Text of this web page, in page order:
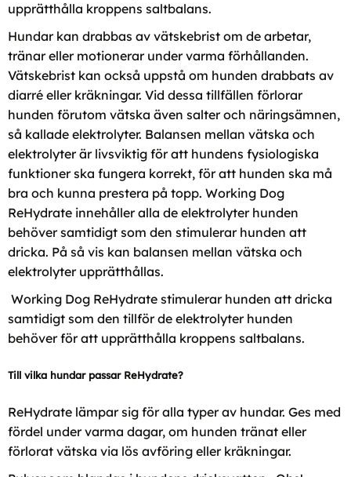
upprätthålla kroppens saltbalans.
Hundar kan drabbas av vätskebrist om de arbetar,
tränar eller motionerar under varma förhållanden.
Vätskebrist kan också uppstå om hunden drabbats av
diarré eller kräkningar. Vid dessa tillfällen förlorar
hunden förutom vätska även salter och näringsämnen,
så kallade elektrolyter. Balansen mellan vätska och
elektrolyter är livsviktig för att hundens fysiologiska
funktioner ska fungera korrekt, för att hunden ska må
bra och kunna prestera på topp. Working Dog
ReHydrate innehåller alla de elektrolyter hunden
behöver samtidigt som den stimulerar hunden att
dricka. På så vis kan balansen mellan vätska och
elektrolyter upprätthållas.
Working Dog ReHydrate stimulerar hunden att dricka
samtidigt som den tillför de elektrolyter hunden
behöver för att upprätthålla kroppens saltbalans.
Till vilka hundar passar ReHydrate?
ReHydrate lämpar sig för alla typer av hundar. Ges med
fördel under varma dagar, om hunden tränat eller
förlorat vätska via lös avföring eller kräkningar.